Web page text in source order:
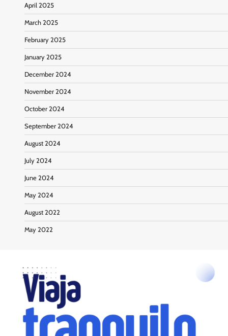
April 2025
March 2025
February 2025
January 2025
December 2024
November 2024
October 2024
September 2024
August 2024
July 2024
June 2024
May 2024
August 2022
May 2022